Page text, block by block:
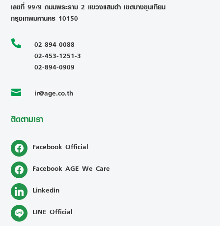
เลขที่ 99/9 ถนนพระราม 2 แขวงแสมดำ เขตบางขุนเทียน
กรุงเทพมหานคร 10150

02-894-0088
02-453-1251-3
02-894-0909
 ir@age.co.th
ติดตามเรา
Facebook Official
Facebook AGE We Care
Linkedin
LINE Official